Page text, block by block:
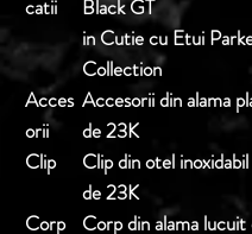
catii Black GT
in Cutie cu Etui
Collection
Acces
orii
Accesorii din alama
de 23K
Clip
Clip din otel
de 23K
Corp
Corp din alama